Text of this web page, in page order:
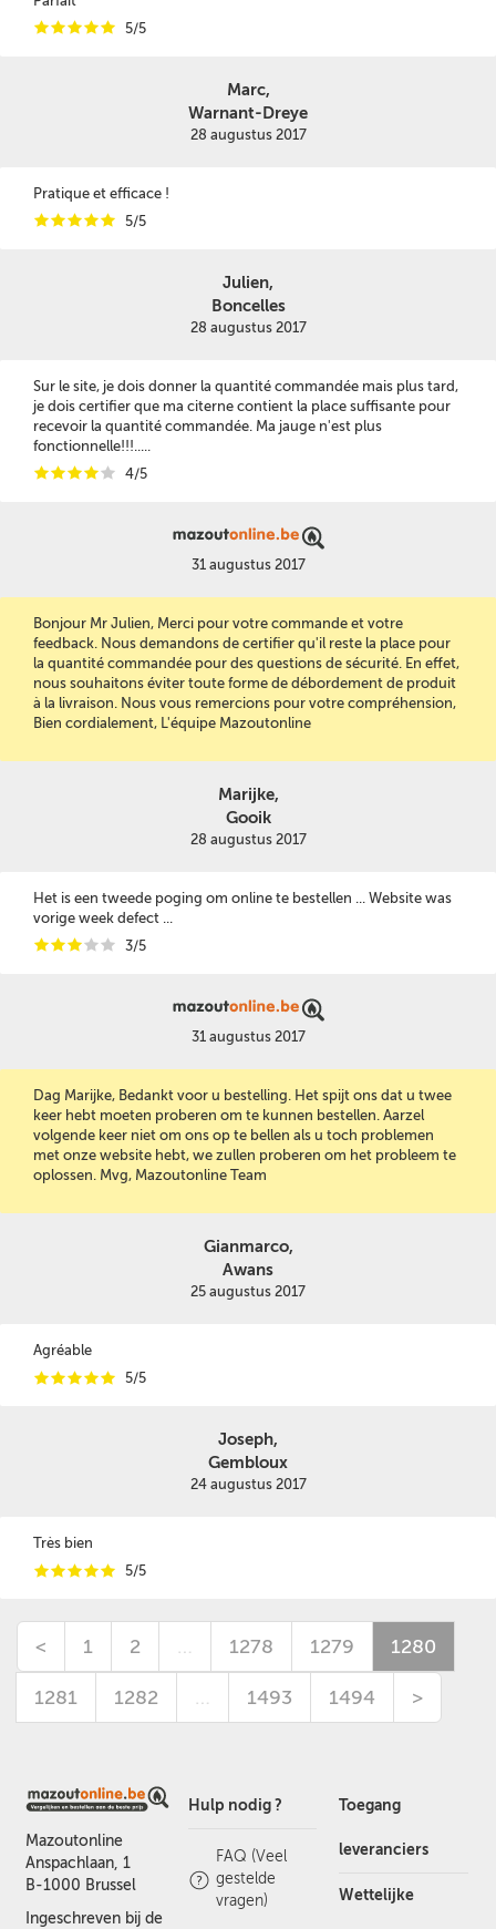
iiiii 5/5
Marc,
Warnant-Dreye
28 augustus 2017
Pratique et efficace !
iiiii 5/5
Julien,
Boncelles
28 augustus 2017
Sur le site, je dois donner la quantité commandée mais plus tard,
je dois certifier que ma citerne contient la place suffisante pour
recevoir la quantité commandée. Ma jauge n'est plus
fonctionnelle!!!.....
iiiii 4/5
31 augustus 2017
Bonjour Mr Julien, Merci pour votre commande et votre
feedback. Nous demandons de certifier qu'il reste la place pour
la quantité commandée pour des questions de sécurité. En effet,
nous souhaitons éviter toute forme de débordement de produit
à la livraison. Nous vous remercions pour votre compréhension,
Bien cordialement, L'équipe Mazoutonline
Marijke,
Gooik
28 augustus 2017
Het is een tweede poging om online te bestellen ... Website was
vorige week defect ...
iiiii 3/5
31 augustus 2017
Dag Marijke, Bedankt voor u bestelling. Het spijt ons dat u twee
keer hebt moeten proberen om te kunnen bestellen. Aarzel
volgende keer niet om ons op te bellen als u toch problemen
met onze website hebt, we zullen proberen om het probleem te
oplossen. Mvg, Mazoutonline Team
Gianmarco,
Awans
25 augustus 2017
Agréable
iiiii 5/5
Joseph,
Gembloux
24 augustus 2017
Très bien
iiiii 5/5
< 1 2 … 1278 1279 1280
1281 1282 … 1493 1494 >
Mazoutonline
Anspachlaan, 1
B-1000 Brussel
Ingeschreven bij de
Hulp nodig ?
FAQ (Veel
gestelde
vragen)
Toegang
leveranciers
Wettelijke